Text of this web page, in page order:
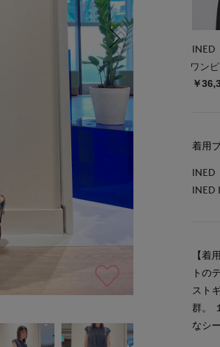
INED
ワン
￥
着用
INED
INED L
【着
トの
スト
群。
なシ